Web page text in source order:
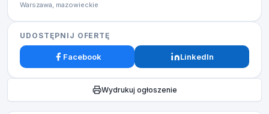
Warszawa, mazowieckie
UDOSTĘPNIJ OFERTĘ
Facebook LinkedIn
Wydrukuj ogłoszenie